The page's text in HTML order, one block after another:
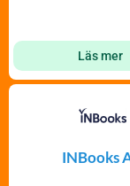
Läs mer
INBooks